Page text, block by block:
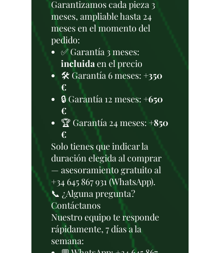
Garantizamos cada pieza 3
meses, ampliable hasta 24
meses en el momento del
pedido:
✅ Garantía 3 meses:
incluidaen el precio
🛠️ Garantía 6 meses: +350
€
🔒 Garantía 12 meses: +650
€
🏆 Garantía 24 meses:+850
€
Solo tienes que indicar la
duración elegida al comprar
— asesoramiento gratuito al
+34 645 867 931 (WhatsApp).
📞 ¿Alguna pregunta?
Contáctanos
Nuestro equipo te responde
rápidamente, 7 días a la
semana: